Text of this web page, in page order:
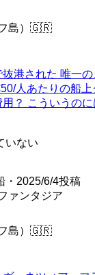
島） 🇬🇷
港された 唯一
人あたりの船
？ こういうの
いない
・2025/6/4投稿
ァンタジア
島） 🇬🇷